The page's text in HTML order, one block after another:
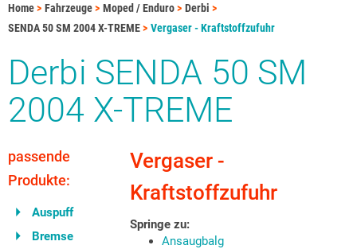
Home Fahrzeuge Moped / Enduro
Derbi
SENDA 50 SM 2004 X-TREME
Vergaser - Kraftstoffzufuhr
Derbi SENDA 50 SM
2004 X-TREME
passende
Produkte:
Auspuff
Bremse
Vergaser -
Kraftstoffzufuhr
Springe zu:
Ansaugbalg